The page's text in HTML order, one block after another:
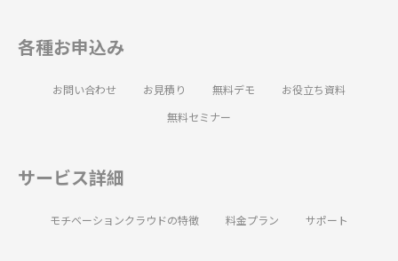
各種お申込み
お問い合わせ お見積り 無料デモ
お役立ち資料
無料セミナー
サービス詳細
モチベーションクラウドの特徴 料金プラン サポート